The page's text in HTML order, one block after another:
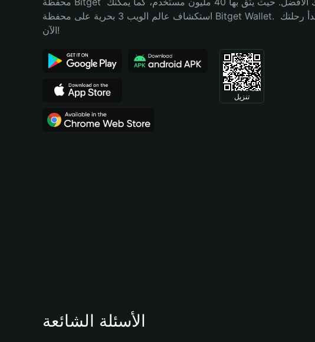
Português (Brasil)
استكشاف عالم الويب 3 بحرية على محفظة Bitget Wallet. ابدأ رحلتك
الآن!
تنزيل
الأسئلة الشائعة